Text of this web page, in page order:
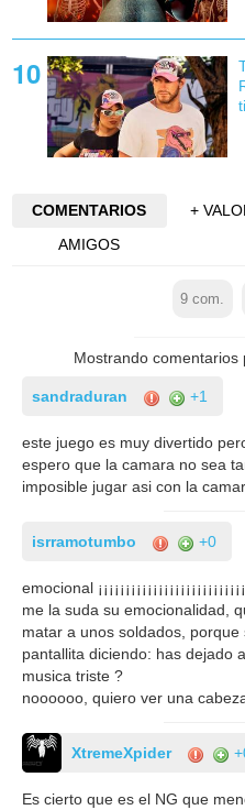
COMENTARIOS
+
AMIGOS
9 com.
Mostrando comentarios
sandraduran +1
este juego es muy divertido
espero que la camara no sea
imposible jugar asi con la
isrramotumbo +0
emocional
me la suda su emocionalidad,
matar a unos soldados,
pantallita diciendo: has dejado
musica triste ?
noooooo, quiero ver una
XtremeXpider
Es cierto que es el NG que